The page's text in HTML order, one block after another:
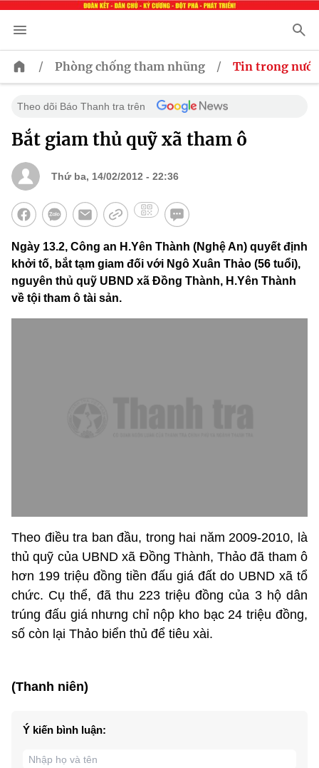
/ Phòng chống tham nhũng / Tin trong nước
Theo dõi Báo Thanh tra trên
Bắt giam thủ quỹ xã tham ô
Thứ ba, 14/02/2012 - 22:36
Ngày 13.2, Công an H.Yên Thành (Nghệ An) quyết định
khởi tố, bắt tạm giam đối với Ngô Xuân Thảo (56 tuổi),
nguyên thủ quỹ UBND xã Đồng Thành, H.Yên Thành
về tội tham ô tài sản.
Theo điều tra ban đầu, trong hai năm 2009-2010, là
thủ quỹ của UBND xã Đồng Thành, Thảo đã tham ô
hơn 199 triệu đồng tiền đấu giá đất do UBND xã tổ
chức. Cụ thể, đã thu 223 triệu đồng của 3 hộ dân
trúng đấu giá nhưng chỉ nộp kho bạc 24 triệu đồng,
số còn lại Thảo biển thủ để tiêu xài.
(Thanh niên)
Ý kiến bình luận: